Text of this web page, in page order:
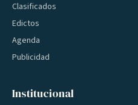
Clasificados
Edictos
Agenda
Publicidad
Institucional